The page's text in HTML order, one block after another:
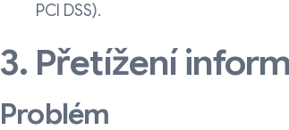
PCI DSS).
3. Přetížení
Problém